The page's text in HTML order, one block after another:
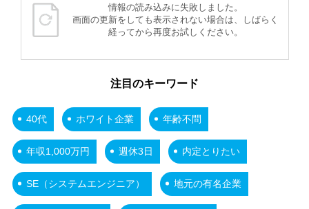
情報の読み込みに失敗しました。
画面の更新をしても表示されない場合は、しばらく
経ってから再度お試しください。
注目のキーワード
40代 ホワイト企業 年齢不問
年収1,000万円 週休3日 内定とりたい
SE（システムエンジニア） 地元の有名企業